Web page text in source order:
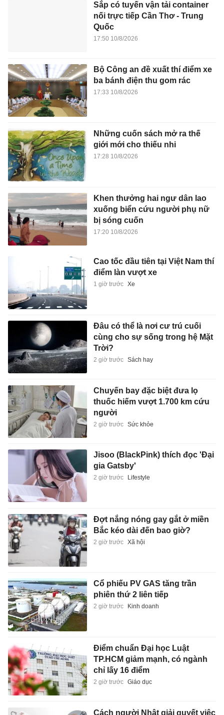
Sắp có tuyến vận tải container
nối trực tiếp Cần Thơ - Trung
Quốc
17:50 10/8/2026
Bộ Công an đề xuất thí điểm xe
ba bánh điện thu gom rác
17:33 10/8/2026
Những cuốn sách mở ra thế
giới mới cho thiếu nhi
17:28 10/8/2026
Khen thưởng hai ngư dân lao
xuống biển cứu người phụ nữ
bị sóng cuốn
17:20 10/8/2026
Cao tốc đầu tiên tại Việt Nam thí
điểm làn vượt xe
1 giờ trước Xe
Đâu có thể là nơi cư trú cuối
cùng cho sự sống trong hệ Mặt
Trời?
2 giờ trước Sách hay
Chuyến bay đặc biệt đưa lọ
thuốc hiếm vượt 1.700 km cứu
người
2 giờ trước Sức khỏe
Jisoo (BlackPink) thích đọc 'Đại
gia Gatsby'
2 giờ trước Lifestyle
Đợt nắng nóng gay gắt ở miền
Bắc kéo dài đến bao giờ?
2 giờ trước Xã hội
Cổ phiếu PV GAS tăng trần
phiên thứ 2 liên tiếp
2 giờ trước Kinh doanh
Điểm chuẩn Đại học Luật
TP.HCM giảm mạnh, có ngành
chỉ lấy 16 điểm
2 giờ trước Giáo dục
Cách người Nhật giải quyết việc